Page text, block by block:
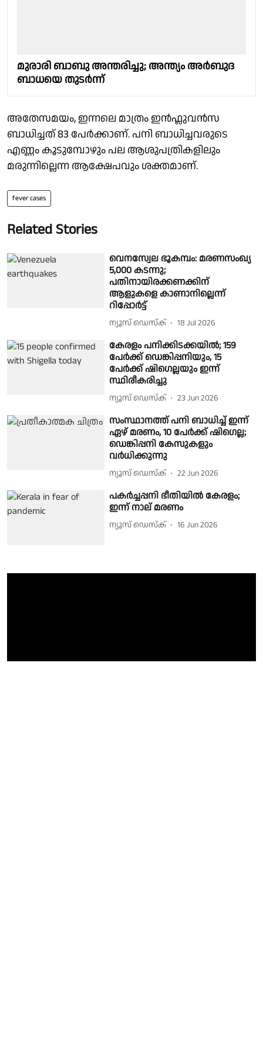
മുരാരി ബാബു അന്തരിച്ചു; അന്ത്യം അർബുദ
ബാധയെ തുടർന്ന്
അതേസമയം, ഇന്നലെ മാത്രം ഇൻഫ്ലുവൻസ
ബാധിച്ചത് 83 പേർക്കാണ്. പനി ബാധിച്ചവരുടെ
എണ്ണം കൂടുമ്പോഴും പല ആശുപത്രികളിലും
മരുന്നില്ലെന്ന ആക്ഷേപവും ശക്തമാണ്.
fever cases
Related Stories
വെനസ്വേല ഭൂകമ്പം: മരണസംഖ്യ
5,000 കടന്നു;
പതിനായിരക്കണക്കിന്
ആളുകളെ കാണാനില്ലെന്ന്
റിപ്പോർട്ട്
ന്യൂസ് ഡെസ്ക് 18 Jul 2026
കേരളം പനിക്കിടക്കയിൽ; 159
പേർക്ക് ഡെങ്കിപ്പനിയും, 15
പേർക്ക് ഷിഗെല്ലയും ഇന്ന്
സ്ഥിരീകരിച്ചു
ന്യൂസ് ഡെസ്ക് 23 Jun 2026
സംസ്ഥാനത്ത് പനി ബാധിച്ച് ഇന്ന്
ഏഴ് മരണം, 10 പേർക്ക് ഷിഗെല്ല;
ഡെങ്കിപ്പനി കേസുകളും
വർധിക്കുന്നു
ന്യൂസ് ഡെസ്ക് 22 Jun 2026
പകർച്ചപ്പനി ഭീതിയിൽ കേരളം;
ഇന്ന് നാല് മരണം
ന്യൂസ് ഡെസ്ക് 16 Jun 2026